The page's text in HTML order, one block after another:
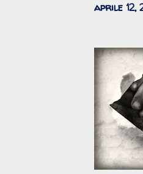
aprile 12,